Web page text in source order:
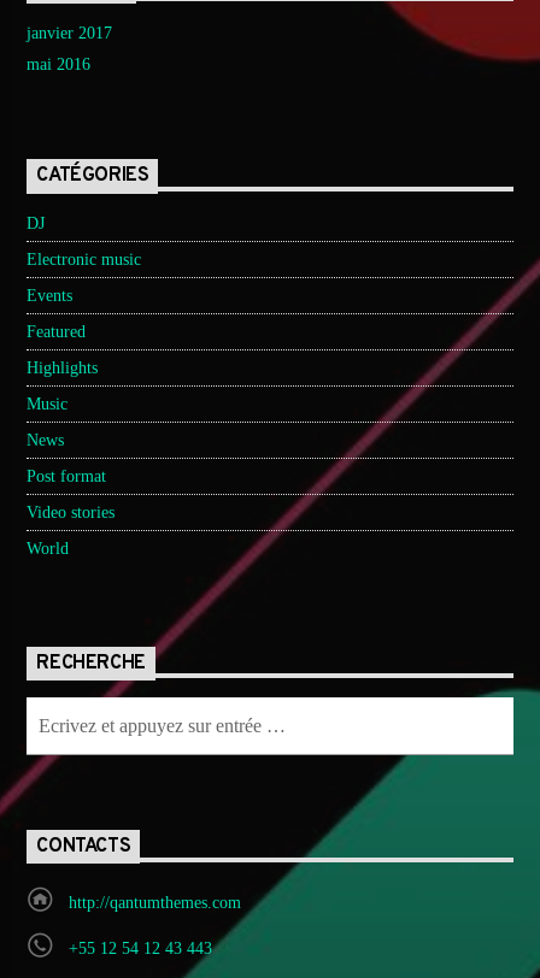
janvier 2017
mai 2016
CATÉGORIES
DJ
Electronic music
Events
Featured
Highlights
Music
News
Post format
Video stories
World
RECHERCHE
CONTACTS
http://qantumthemes.com
+55 12 54 12 43 443